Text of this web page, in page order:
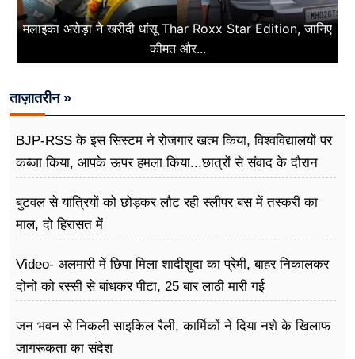
मलाइका अरोड़ा ने खरीदी धांसू Thar Roxx Star Edition, जानिए
कीमत और...
ताज़ातरीन »
BJP-RSS के इस सिस्टम ने रोजगार खत्म किया, विश्वविद्यालयों पर
कब्जा किया, आपके ऊपर हमला किया...छात्रों से संवाद के दौरान
बुटवल से यात्रियों को छोड़कर लौट रही स्लीपर बस में तस्करी का
माल, दो हिरासत में
Video- अलमारी में छिपा मिला शादीशुदा का प्रेमी, बाहर निकालकर
दोनो को रस्सी से बांधकर पीटा, 25 बार लाठी मारी गई
जन भवन से निकली साइकिल रैली, कार्मिकों ने दिया नशे के खिलाफ
जागरूकता का संदेश